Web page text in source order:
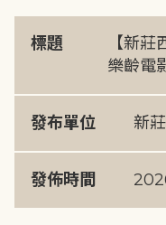
標題
【新
樂齡電
發布單位 新
發佈時間